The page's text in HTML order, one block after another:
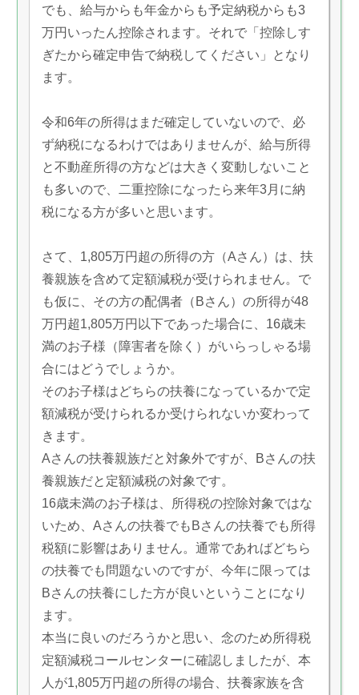
でも、給与からも年金からも予定納税からも3
万円いったん控除されます。それで「控除しす
ぎたから確定申告で納税してください」となり
ます。
令和6年の所得はまだ確定していないので、必
ず納税になるわけではありませんが、給与所得
と不動産所得の方などは大きく変動しないこと
も多いので、二重控除になったら来年3月に納
税になる方が多いと思います。
さて、1,805万円超の所得の方（Aさん）は、扶
養親族を含めて定額減税が受けられません。で
も仮に、その方の配偶者（Bさん）の所得が48
万円超1,805万円以下であった場合に、16歳未
満のお子様（障害者を除く）がいらっしゃる場
合にはどうでしょうか。
そのお子様はどちらの扶養になっているかで定
額減税が受けられるか受けられないか変わって
きます。
Aさんの扶養親族だと対象外ですが、Bさんの扶
養親族だと定額減税の対象です。
16歳未満のお子様は、所得税の控除対象ではな
いため、Aさんの扶養でもBさんの扶養でも所得
税額に影響はありません。通常であればどちら
の扶養でも問題ないのですが、今年に限っては
Bさんの扶養にした方が良いということになり
ます。
本当に良いのだろうかと思い、念のため所得税
定額減税コールセンターに確認しましたが、本
人が1,805万円超の所得の場合、扶養家族を含